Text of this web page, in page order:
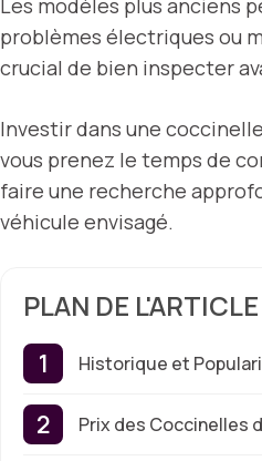
Les modèles plus anciens
problèmes électriques ou
crucial de bien inspecter
Investir dans une
vous prenez le temps de
faire une recherche
véhicule envisagé.
PLAN DE L'ARTICLE
Historique et
Prix des Coccinelles